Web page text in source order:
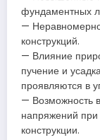
фундаментных
—
конструкций.
— Влияние
пучение и
проявляются в
— Возможность
напряжений
конструкции.